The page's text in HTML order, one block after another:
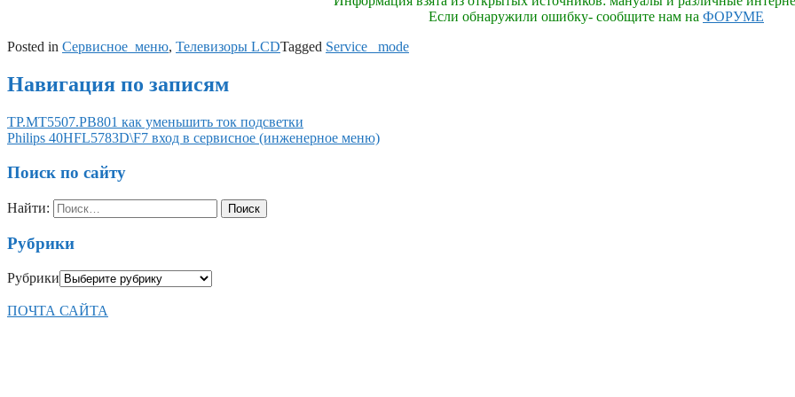
Если обнаружили ошибку- сообщите нам на ФОРУМЕ
Posted in Сервисное_меню, Телевизоры LCDTagged Service _mode
Навигация по записям
TP.MT5507.PB801 как уменьшить ток подсветки
Philips 40HFL5783D\F7 вход в сервисное (инженерное меню)
Поиск по сайту
Найти:
Рубрики
Рубрики
ПОЧТА САЙТА